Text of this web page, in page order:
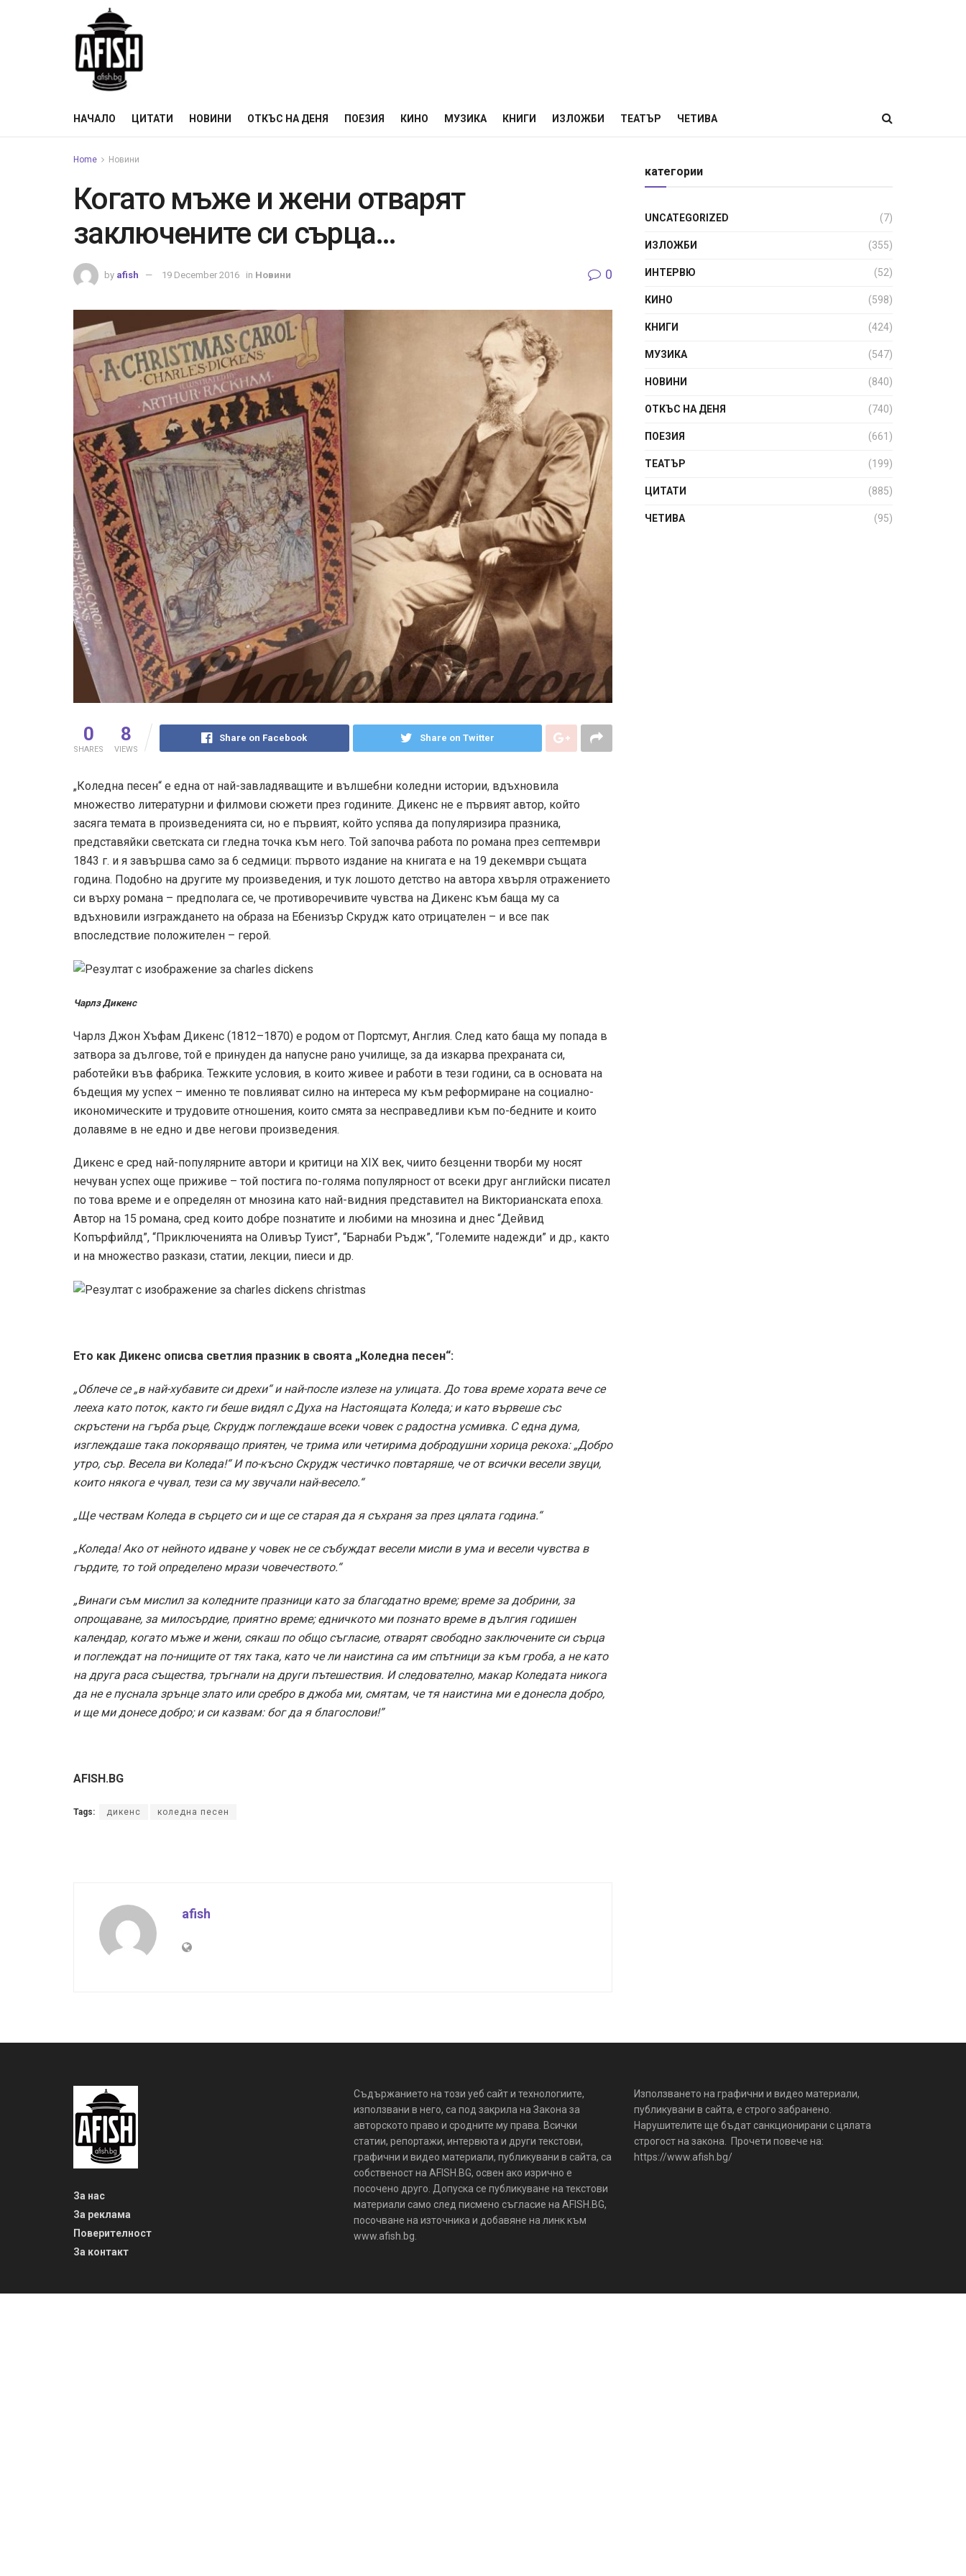
НАЧАЛО ЦИТАТИ НОВИНИ ОТКЪС НА ДЕНЯ ПОЕЗИЯ КИНО МУЗИКА КНИГИ ИЗЛОЖБИ ТЕАТЪР ЧЕТИВА
Home Новини
Когато мъже и жени отварят
заключените си сърца…
by afish 19 December 2016 in Новини 0
0
SHARES
8
VIEWS
Share on Facebook Share on Twitter
„Коледна песен“ е една от най-завладяващите и вълшебни коледни истории, вдъхновила
множество литературни и филмови сюжети през годините. Дикенс не е първият автор, който
засяга темата в произведенията си, но е първият, който успява да популяризира празника,
представяйки светската си гледна точка към него. Той започва работа по романа през септември
1843 г. и я завършва само за 6 седмици: първото издание на книгата е на 19 декември същата
година. Подобно на другите му произведения, и тук лошото детство на автора хвърля отражението
си върху романа – предполага се, че противоречивите чувства на Дикенс към баща му са
вдъхновили изграждането на образа на Ебенизър Скрудж като отрицателен – и все пак
впоследствие положителен – герой.
Чарлз Дикенс
Чарлз Джон Хъфам Дикенс (1812–1870) е родом от Портсмут, Англия. След като баща му попада в
затвора за дългове, той е принуден да напусне рано училище, за да изкарва прехраната си,
работейки във фабрика. Тежките условия, в които живее и работи в тези години, са в основата на
бъдещия му успех – именно те повлияват силно на интереса му към реформиране на социално-
икономическите и трудовите отношения, които смята за несправедливи към по-бедните и които
долавяме в не едно и две негови произведения.
Дикенс е сред най-популярните автори и критици на XIX век, чиито безценни творби му носят
нечуван успех още приживе – той постига по-голяма популярност от всеки друг английски писател
по това време и е определян от мнозина като най-видния представител на Викторианската епоха.
Автор на 15 романа, сред които добре познатите и любими на мнозина и днес “Дейвид
Копърфийлд”, “Приключенията на Оливър Туист”, “Барнаби Ръдж”, “Големите надежди” и др., както
и на множество разкази, статии, лекции, пиеси и др.
Ето как Дикенс описва светлия празник в своята „Коледна песен“:
„Облече се „в най-хубавите си дрехи“ и най-после излезе на улицата. До това време хората вече се
лееха като поток, както ги беше видял с Духа на Настоящата Коледа; и като вървеше със
скръстени на гърба ръце, Скрудж поглеждаше всеки човек с радостна усмивка. С една дума,
изглеждаше така покоряващо приятен, че трима или четирима добродушни хорица рекоха: „Добро
утро, сър. Весела ви Коледа!“ И по-късно Скрудж честичко повтаряше, че от всички весели звуци,
които някога е чувал, тези са му звучали най-весело.“
„Ще чествам Коледа в сърцето си и ще се старая да я съхраня за през цялата година.“
„Коледа! Ако от нейното идване у човек не се събуждат весели мисли в ума и весели чувства в
гърдите, то той определено мрази човечеството.“
„Винаги съм мислил за коледните празници като за благодатно време; време за добрини, за
опрощаване, за милосърдие, приятно време; едничкото ми познато време в дългия годишен
календар, когато мъже и жени, сякаш по общо съгласие, отварят свободно заключените си сърца
и поглеждат на по-нищите от тях така, като че ли наистина са им спътници за към гроба, а не като
на друга раса същества, тръгнали на други пътешествия. И следователно, макар Коледата никога
да не е пуснала зрънце злато или сребро в джоба ми, смятам, че тя наистина ми е донесла добро,
и ще ми донесе добро; и си казвам: бог да я благослови!”
AFISH.BG
Tags: дикенс коледна песен
afish
категории
UNCATEGORIZED (7)
ИЗЛОЖБИ (355)
ИНТЕРВЮ (52)
КИНО (598)
КНИГИ (424)
МУЗИКА (547)
НОВИНИ (840)
ОТКЪС НА ДЕНЯ (740)
ПОЕЗИЯ (661)
ТЕАТЪР (199)
ЦИТАТИ (885)
ЧЕТИВА (95)
За нас
За реклама
Поверителност
За контакт
Съдържанието на този уеб сайт и технологиите,
използвани в него, са под закрила на Закона за
авторското право и сродните му права. Всички
статии, репортажи, интервюта и други текстови,
графични и видео материали, публикувани в сайта, са
собственост на AFISH.BG, освен ако изрично е
посочено друго. Допуска се публикуване на текстови
материали само след писмено съгласие на AFISH.BG,
посочване на източника и добавяне на линк към
www.afish.bg.
Използването на графични и видео материали,
публикувани в сайта, е строго забранено.
Нарушителите ще бъдат санкционирани с цялата
строгост на закона. Прочети повече на:
https://www.afish.bg/